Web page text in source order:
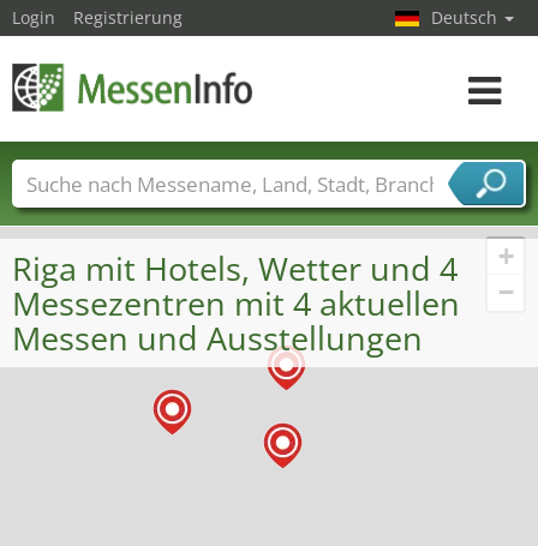
+
−
Riga mit Hotels, Wetter und 4
Messezentren mit 4 aktuellen
Messen und Ausstellungen
Login Registrierung Deutsch
Toggle
Messenamen Länder Städte
Branchen
Dienstleisterbranchen